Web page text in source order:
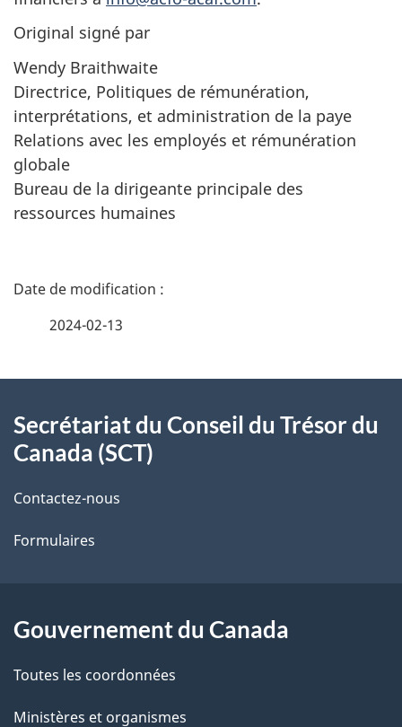
Original signé par
Wendy Braithwaite
Directrice, Politiques de rémunération,
interprétations, et administration de la paye
Relations avec les employés et rémunération
globale
Bureau de la dirigeante principale des
ressources humaines
D
i
s
d
l
a
p
2024-02-13
propos
ce
site
Secrétariat du Conseil du Trésor du
Canada (SCT)
Contactez-nous
Formulaires
Gouvernement du Canada
Toutes les coordonnées
Ministères et organismes